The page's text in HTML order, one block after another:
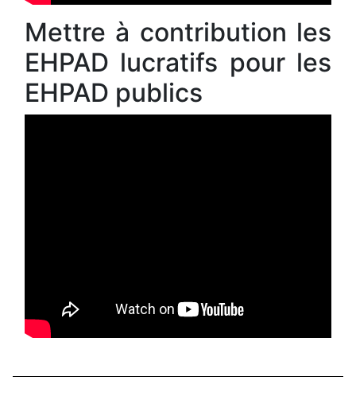
Mettre à contribution les
EHPAD lucratifs pour les
EHPAD publics